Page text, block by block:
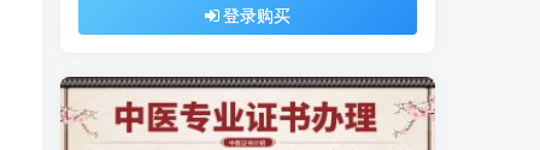
登录购买